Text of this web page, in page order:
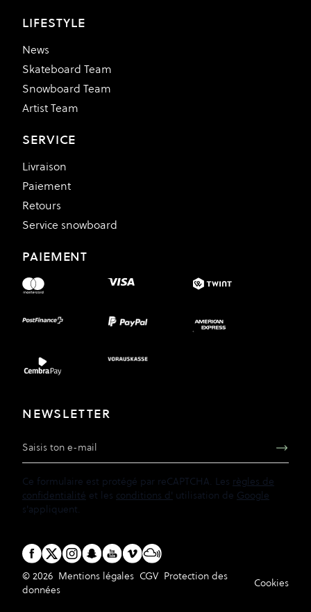
LIFESTYLE
News
Skateboard Team
Snowboard Team
Artist Team
SERVICE
Livraison
Paiement
Retours
Service snowboard
PAIEMENT
NEWSLETTER
Adresse e-mail
Ce formulaire est protégé par reCAPTCHA. Les règles de
confidentialité et les conditions d' utilisation de Google
s'appliquent.
© 2026 Mentions légales CGV Protection des
données
Cookies